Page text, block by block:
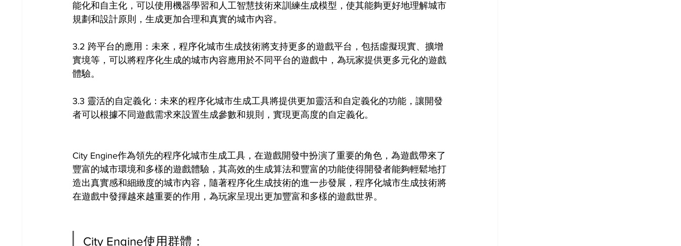
能化和自主化，可以使用機器學習和人工智慧技術來訓練生成模型，使其能夠更好地理解城市
規劃和設計原則，生成更加合理和真實的城市內容。
3.2 跨平台的應用：未來，程序化城市生成技術將支持更多的遊戲平台，包括虛擬現實、擴增
實境等，可以將程序化生成的城市內容應用於不同平台的遊戲中，為玩家提供更多元化的遊戲
體驗。
3.3 靈活的自定義化：未來的程序化城市生成工具將提供更加靈活和自定義化的功能，讓開發
者可以根據不同遊戲需求來設置生成參數和規則，實現更高度的自定義化。
City Engine作為領先的程序化城市生成工具，在遊戲開發中扮演了重要的角色，為遊戲帶來了
豐富的城市環境和多樣的遊戲體驗，其高效的生成算法和豐富的功能使得開發者能夠輕鬆地打
造出真實感和細緻度的城市內容，隨著程序化生成技術的進一步發展，程序化城市生成技術將
在遊戲中發揮越來越重要的作用，為玩家呈現出更加豐富和多樣的遊戲世界。
City Engine使用群體：